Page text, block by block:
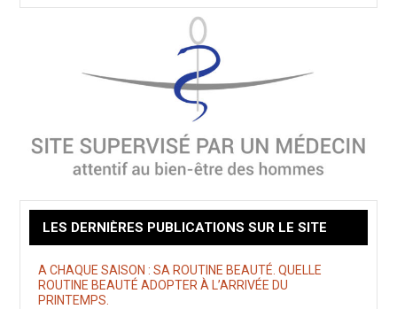
LES DERNIÈRES PUBLICATIONS SUR LE SITE
A CHAQUE SAISON : SA ROUTINE BEAUTÉ. QUELLE
ROUTINE BEAUTÉ ADOPTER À L’ARRIVÉE DU
PRINTEMPS.